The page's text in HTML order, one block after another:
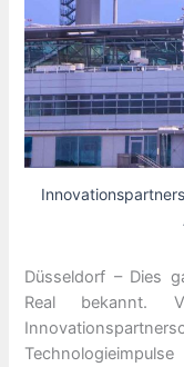
Düsseldorf – Dies
Real bekannt.